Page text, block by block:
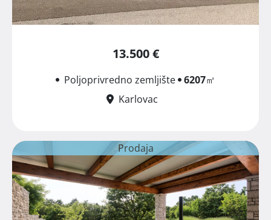
13.500 €
Poljoprivredno zemljište 6207㎡
Karlovac
Prodaja